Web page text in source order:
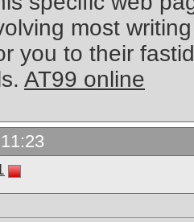
most
you to their
AT99 online